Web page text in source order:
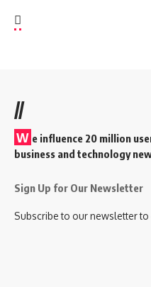
//
W e influence 20 million
business and technology
Sign Up for Our Newsletter
Subscribe to our newsletter